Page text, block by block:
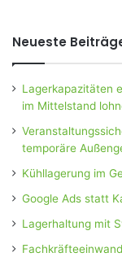
Neueste
Lagerkapazitäten
im Mittelstand
temporäre
Kühllagerung im
Google Ads statt
Lagerhaltung mit